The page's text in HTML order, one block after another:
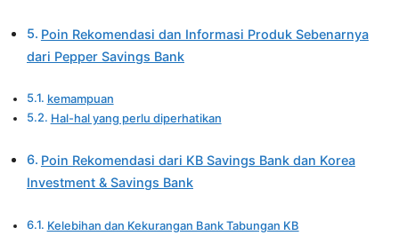
Poin Rekomendasi dan Informasi Produk Sebenarnya
dari Pepper Savings Bank
kemampuan
Hal-hal yang perlu diperhatikan
Poin Rekomendasi dari KB Savings Bank dan Korea
Investment & Savings Bank
Kelebihan dan Kekurangan Bank Tabungan KB